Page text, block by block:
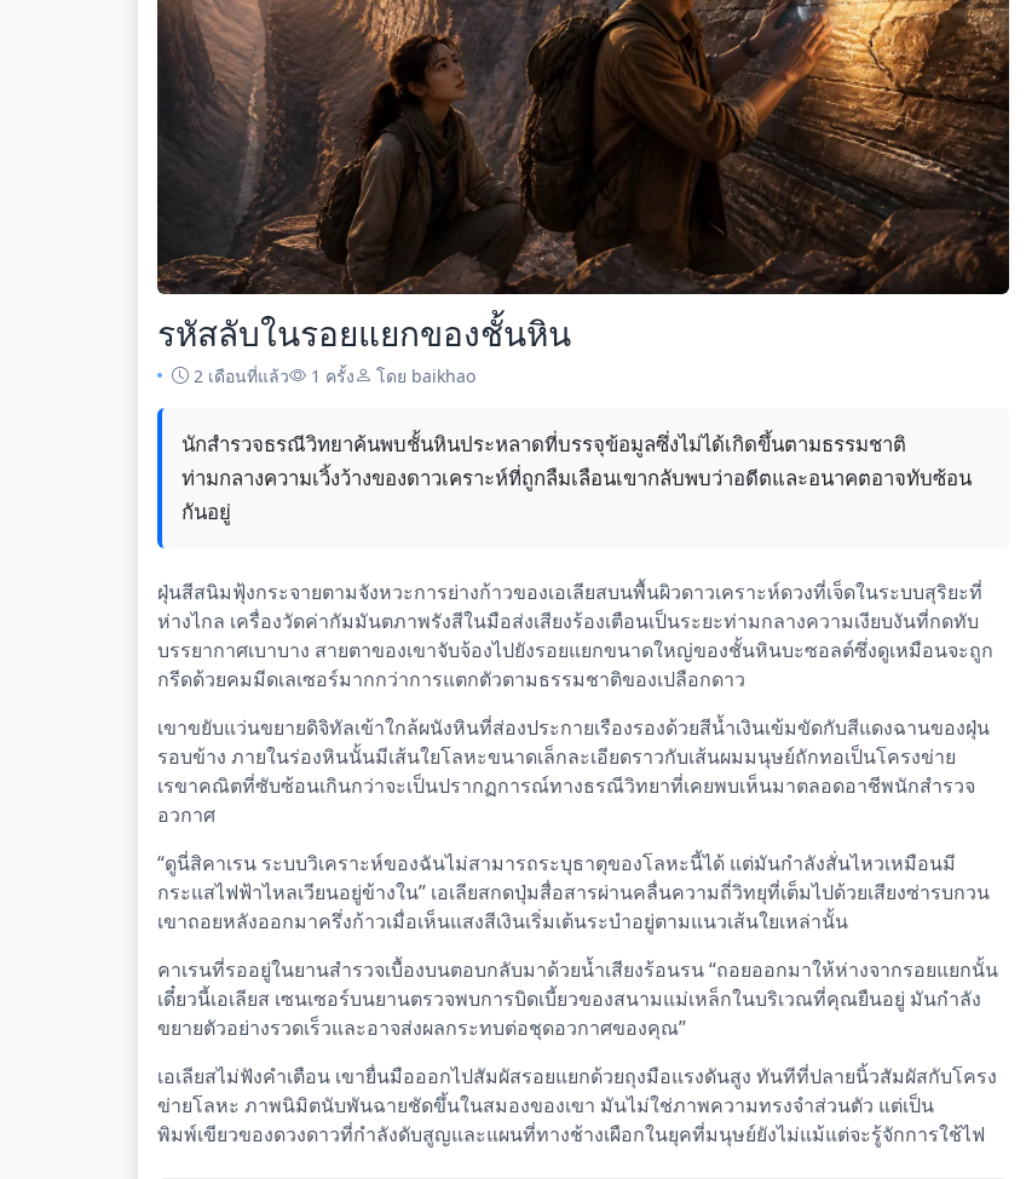
รหัสลับในรอยแยกของชั้นหิน
2 เดือนที่แล้ว 1 ครั้ง โดย baikhao
นักสำรวจธรณีวิทยาค้นพบชั้นหินประหลาดที่บรรจุข้อมูลซึ่งไม่ได้เกิดขึ้นตามธรรมชาติ
ท่ามกลางความเวิ้งว้างของดาวเคราะห์ที่ถูกลืมเลือนเขากลับพบว่าอดีตและอนาคตอาจทับซ้อน
กันอยู่
ฝุ่นสีสนิมฟุ้งกระจายตามจังหวะการย่างก้าวของเอเลียสบนพื้นผิวดาวเคราะห์ดวงที่เจ็ดในระบบสุริยะที่
ห่างไกล เครื่องวัดค่ากัมมันตภาพรังสีในมือส่งเสียงร้องเตือนเป็นระยะท่ามกลางความเงียบงันที่กดทับ
บรรยากาศเบาบาง สายตาของเขาจับจ้องไปยังรอยแยกขนาดใหญ่ของชั้นหินบะซอลต์ซึ่งดูเหมือนจะถูก
กรีดด้วยคมมีดเลเซอร์มากกว่าการแตกตัวตามธรรมชาติของเปลือกดาว
เขาขยับแว่นขยายดิจิทัลเข้าใกล้ผนังหินที่ส่องประกายเรืองรองด้วยสีน้ำเงินเข้มขัดกับสีแดงฉานของฝุ่น
รอบข้าง ภายในร่องหินนั้นมีเส้นใยโลหะขนาดเล็กละเอียดราวกับเส้นผมมนุษย์ถักทอเป็นโครงข่าย
เรขาคณิตที่ซับซ้อนเกินกว่าจะเป็นปรากฏการณ์ทางธรณีวิทยาที่เคยพบเห็นมาตลอดอาชีพนักสำรวจ
อวกาศ
“ดูนี่สิคาเรน ระบบวิเคราะห์ของฉันไม่สามารถระบุธาตุของโลหะนี้ได้ แต่มันกำลังสั่นไหวเหมือนมี
กระแสไฟฟ้าไหลเวียนอยู่ข้างใน” เอเลียสกดปุ่มสื่อสารผ่านคลื่นความถี่วิทยุที่เต็มไปด้วยเสียงซ่ารบกวน
เขาถอยหลังออกมาครึ่งก้าวเมื่อเห็นแสงสีเงินเริ่มเต้นระบำอยู่ตามแนวเส้นใยเหล่านั้น
คาเรนที่รออยู่ในยานสำรวจเบื้องบนตอบกลับมาด้วยน้ำเสียงร้อนรน “ถอยออกมาให้ห่างจากรอยแยกนั้น
เดี๋ยวนี้เอเลียส เซนเซอร์บนยานตรวจพบการบิดเบี้ยวของสนามแม่เหล็กในบริเวณที่คุณยืนอยู่ มันกำลัง
ขยายตัวอย่างรวดเร็วและอาจส่งผลกระทบต่อชุดอวกาศของคุณ”
เอเลียสไม่ฟังคำเตือน เขายื่นมือออกไปสัมผัสรอยแยกด้วยถุงมือแรงดันสูง ทันทีที่ปลายนิ้วสัมผัสกับโครง
ข่ายโลหะ ภาพนิมิตนับพันฉายชัดขึ้นในสมองของเขา มันไม่ใช่ภาพความทรงจำส่วนตัว แต่เป็น
พิมพ์เขียวของดวงดาวที่กำลังดับสูญและแผนที่ทางช้างเผือกในยุคที่มนุษย์ยังไม่แม้แต่จะรู้จักการใช้ไฟ